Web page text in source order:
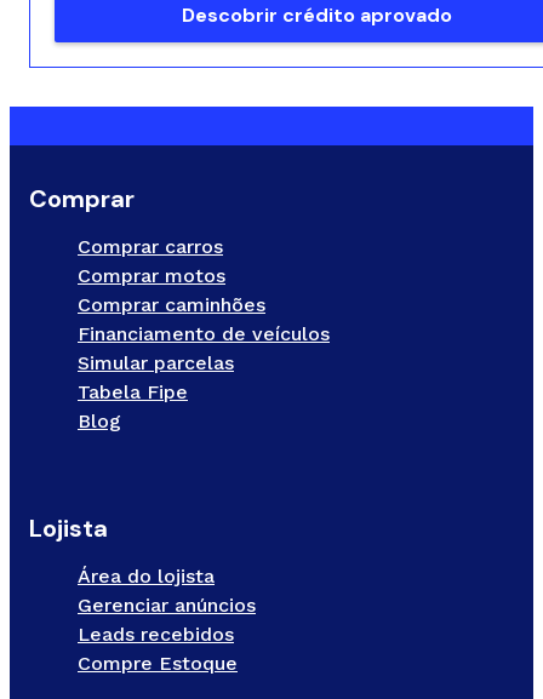
Descobrir crédito aprovado
Comprar
Comprar carros
Comprar motos
Comprar caminhões
Financiamento de veículos
Simular parcelas
Tabela Fipe
Blog
Lojista
Área do lojista
Gerenciar anúncios
Leads recebidos
Compre Estoque